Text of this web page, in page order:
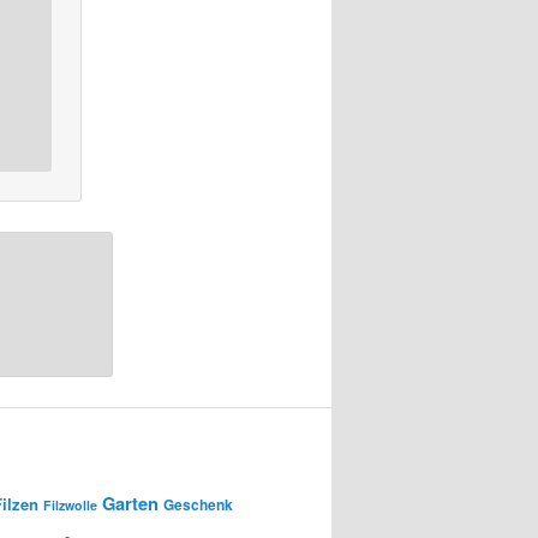
Filzwolle Garten Geschenk